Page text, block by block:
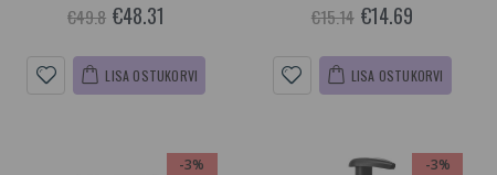
€49.8 €48.31
LISA OSTUKORVI
€15.14 €14.69
LISA OSTUKORVI
-3% -3%